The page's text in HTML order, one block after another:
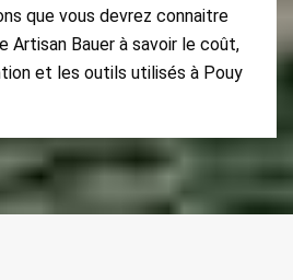
que vous devrez connaitre
Artisan Bauer à savoir le coût,
et les outils utilisés à Pouy